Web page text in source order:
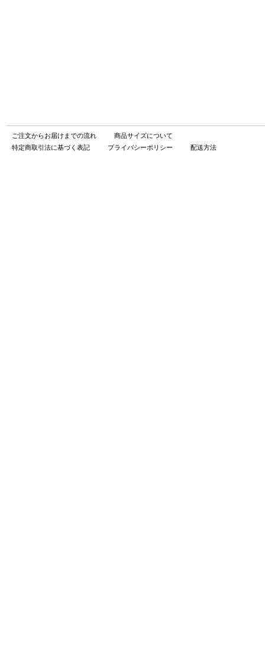
ご注文からお届けまでの流れ
商品サイズについて
特定商取引法に基づく表記
プライバシーポリシー 配送方法